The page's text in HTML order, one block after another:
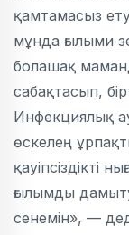
қамтамасыз
мұнда ғылыми
болашақ
сабақтасып,
Инфекциялық
өскелең
қауіпсіздікті
ғылымды
сенемін», —